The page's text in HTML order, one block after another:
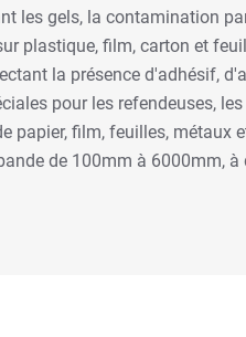
les gels, la contamination
plastique, film, carton et
la présence d'adhésif,
pour les refendeuses,
papier, film, feuilles, métaux
de 100mm à 6000mm,